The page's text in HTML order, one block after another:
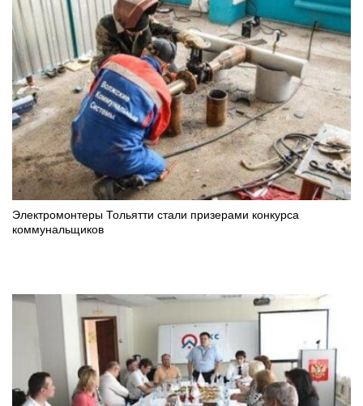
Электромонтеры Тольятти стали призерами конкурса
коммунальщиков